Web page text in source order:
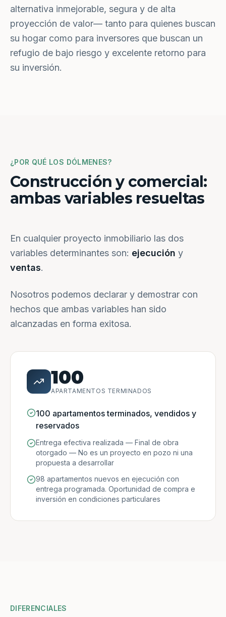
alternativa inmejorable, segura y de alta
proyección de valor— tanto para quienes buscan
su hogar como para inversores que buscan un
refugio de bajo riesgo y excelente retorno para
su inversión.
¿POR QUÉ LOS DÓLMENES?
Construcción y comercial:
ambas variables resueltas
En cualquier proyecto inmobiliario las dos
variables determinantes son: ejecución y
ventas.
Nosotros podemos declarar y demostrar con
hechos que ambas variables han sido
alcanzadas en forma exitosa.
100
APARTAMENTOS TERMINADOS
100 apartamentos terminados, vendidos y
reservados
Entrega efectiva realizada — Final de obra
otorgado — No es un proyecto en pozo ni una
propuesta a desarrollar
98 apartamentos nuevos en ejecución con
entrega programada. Oportunidad de compra e
inversión en condiciones particulares
DIFERENCIALES